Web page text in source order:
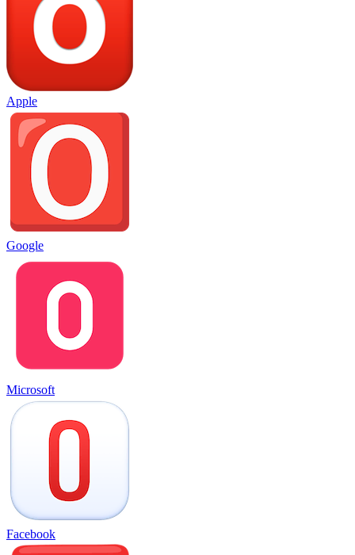
Apple
Google
Microsoft
Facebook